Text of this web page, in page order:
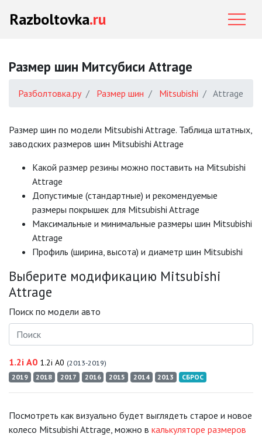
Razboltovka.ru
Размер шин Митсубиси Attrage
Разболтовка.ру Размер шин Mitsubishi Attrage
Размер шин по модели Mitsubishi Attrage. Таблица штатных,
заводских размеров шин Mitsubishi Attrage
Какой размер резины можно поставить на Mitsubishi
Attrage
Допустимые (стандартные) и рекомендуемые
размеры покрышек для Mitsubishi Attrage
Mаксимальные и минимальные размеры шин Mitsubishi
Attrage
Профиль (ширина, высота) и диаметр шин Mitsubishi
Выберите модификацию Mitsubishi
Attrage
Поиск по модели авто
1.2i A0 1.2i A0 (2013-2019)
2019
2018 2017 2016 2015 2014 2013 СБРОС
Посмотреть как визуально будет выглядеть старое и новое
колесо Mitsubishi Attrage, можно в калькуляторе размеров